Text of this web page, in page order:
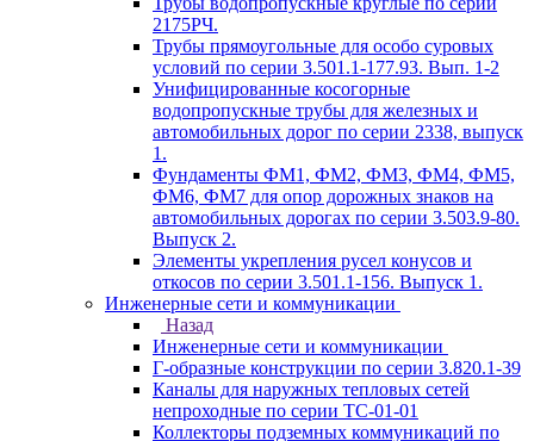
2175РЧ.
Трубы прямоугольные для особо суровых
условий по серии 3.501.1-177.93. Вып. 1-2
Унифицированные косогорные
водопропускные трубы для железных и
автомобильных дорог по серии 2338, выпуск
1.
Фундаменты ФМ1, ФМ2, ФМ3, ФМ4, ФМ5,
ФМ6, ФМ7 для опор дорожных знаков на
автомобильных дорогах по серии 3.503.9-80.
Выпуск 2.
Элементы укрепления русел конусов и
откосов по серии 3.501.1-156. Выпуск 1.
Инженерные сети и коммуникации
Назад
Инженерные сети и коммуникации
Г-образные конструкции по серии 3.820.1-39
Каналы для наружных тепловых сетей
непроходные по серии ТС-01-01
Коллекторы подземных коммуникаций по